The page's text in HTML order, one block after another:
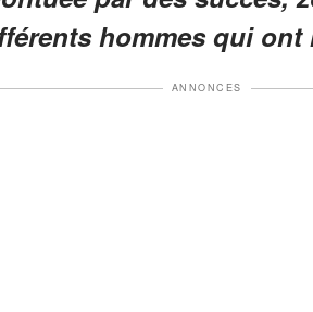
hommes qui ont
ANNONCES